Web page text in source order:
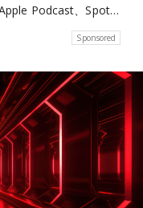
Podcast、Spot…
Sponsored